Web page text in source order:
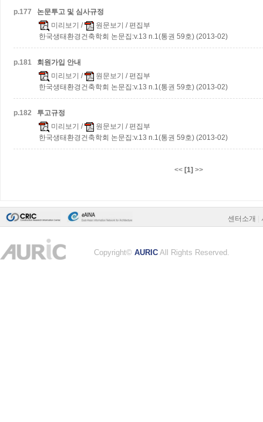
p.177
논문투고 및 심사규정
미리보기 / 원문보기 / 편집부
한국생태환경건축학회 논문집:v.13 n.1(통권 59호) (2013-02)
p.181
회원가입 안내
미리보기 / 원문보기 / 편집부
한국생태환경건축학회 논문집:v.13 n.1(통권 59호) (2013-02)
p.182
투고규정
미리보기 / 원문보기 / 편집부
한국생태환경건축학회 논문집:v.13 n.1(통권 59호) (2013-02)
<< [1] >>
센터소개
Copyright© AURIC All Rights Reserved.